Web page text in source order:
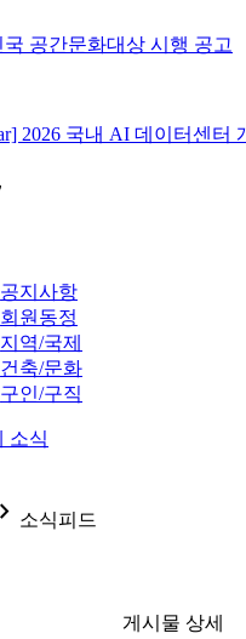
국 공간문화대상 시행 공고
2026 국내 AI 데이터센터
공지사항
회원동정
지역/국제
건축/문화
구인/구직
소식
navigate_next 소식피드
게시물 상세